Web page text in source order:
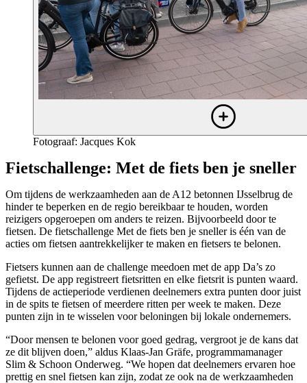
Fotograaf: Jacques Kok
Fietschallenge: Met de fiets ben je sneller
Om tijdens de werkzaamheden aan de A12 betonnen IJsselbrug de
hinder te beperken en de regio bereikbaar te houden, worden
reizigers opgeroepen om anders te reizen. Bijvoorbeeld door te
fietsen. De fietschallenge Met de fiets ben je sneller is één van de
acties om fietsen aantrekkelijker te maken en fietsers te belonen.
Fietsers kunnen aan de challenge meedoen met de app Da’s zo
gefietst. De app registreert fietsritten en elke fietsrit is punten waard.
Tijdens de actieperiode verdienen deelnemers extra punten door juist
in de spits te fietsen of meerdere ritten per week te maken. Deze
punten zijn in te wisselen voor beloningen bij lokale ondernemers.
“Door mensen te belonen voor goed gedrag, vergroot je de kans dat
ze dit blijven doen,” aldus Klaas-Jan Gräfe, programmamanager
Slim & Schoon Onderweg. “We hopen dat deelnemers ervaren hoe
prettig en snel fietsen kan zijn, zodat ze ook na de werkzaamheden